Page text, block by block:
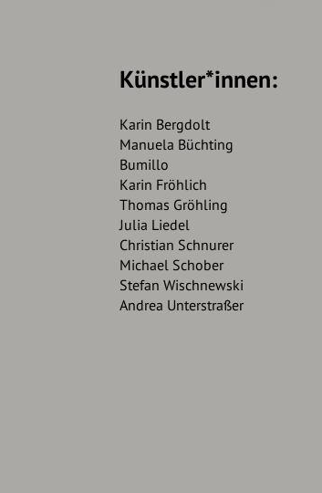
Künstler*innen:
Karin Bergdolt
Manuela Büchting
Bumillo
Karin Fröhlich
Thomas Gröhling
Julia Liedel
Christian Schnurer
Michael Schober
Stefan Wischnewski
Andrea Unterstraßer